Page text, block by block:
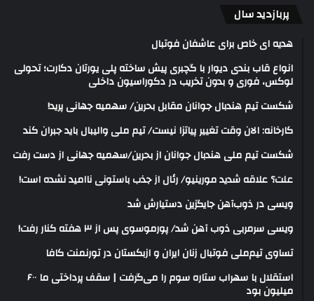
پربازدید سال
هدیه ای خاص برای عاشفان فوتبال
انواع قاب بندی دیوار با گچبری پیش ساخته پلی یورتان دکارت؛ تحولی
لوکس، فوری و بدون تخریب در دکوراسیون داخلی
شکست تیم هندبال جوانان مقابل بحرین/ سهمیه جهانی پرید!
کارخانه: الان وقت تغییر پیاتزا نیست/ تیم ملی والیبال باید جبران کند
شکست تیم ملی هندبال جوانان از بحرین/سهمیه جهانی از دست رفت
علت؟ علاقه شدید مورینیو/ رئال از جذب باستونی ناامید نشده است!
ویسی در ذوب‌آهن جایگزین دستیارش شد
ویسی سرمربی ذوب آهن شد/ پورموسوی پس از ۳ هفته کنار رفت!
تساوی تیم‌ملی فوتبال زنان ایران و ازبکستان در تورنمنت کافا
استقلال با سهراب ستاره سوم را می‌گرفت | سقف پرداختی ما ۶۰۰
میلیون بود